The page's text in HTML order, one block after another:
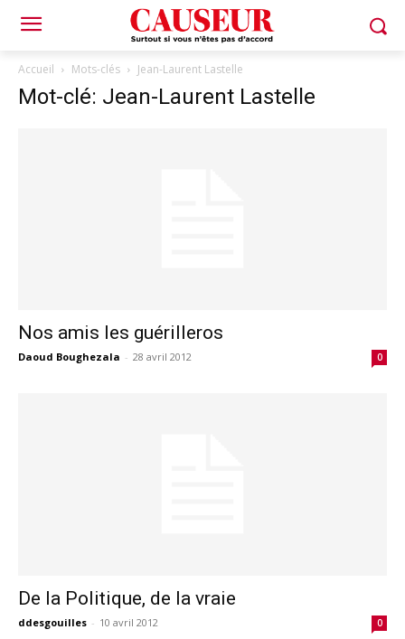
Accueil Mots-clés Jean-Laurent Lastelle
Mot-clé: Jean-Laurent Lastelle
Nos amis les guérilleros
Daoud Boughezala - 28 avril 2012 0
De la Politique, de la vraie
ddesgouilles - 10 avril 2012 0